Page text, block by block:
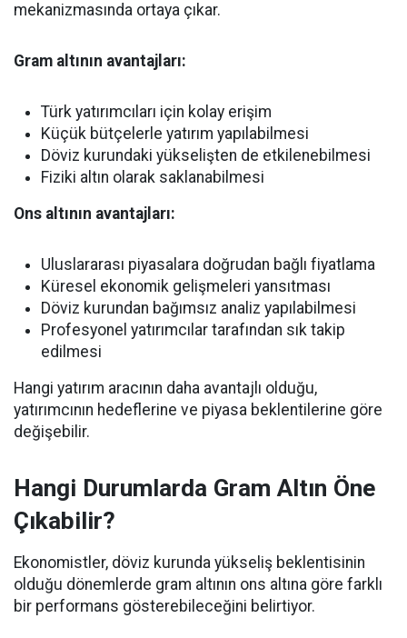
mekanizmasında ortaya çıkar.
Gram altının avantajları:
Türk yatırımcıları için kolay erişim
Küçük bütçelerle yatırım yapılabilmesi
Döviz kurundaki yükselişten de etkilenebilmesi
Fiziki altın olarak saklanabilmesi
Ons altının avantajları:
Uluslararası piyasalara doğrudan bağlı fiyatlama
Küresel ekonomik gelişmeleri yansıtması
Döviz kurundan bağımsız analiz yapılabilmesi
Profesyonel yatırımcılar tarafından sık takip
edilmesi
Hangi yatırım aracının daha avantajlı olduğu,
yatırımcının hedeflerine ve piyasa beklentilerine göre
değişebilir.
Hangi Durumlarda Gram Altın Öne
Çıkabilir?
Ekonomistler, döviz kurunda yükseliş beklentisinin
olduğu dönemlerde gram altının ons altına göre farklı
bir performans gösterebileceğini belirtiyor.